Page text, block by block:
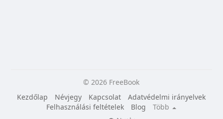
© 2026 FreeBook
Kezdőlap
Névjegy Kapcsolat
Adatvédelmi irányelvek
Felhasználási feltételek
Blog
Több